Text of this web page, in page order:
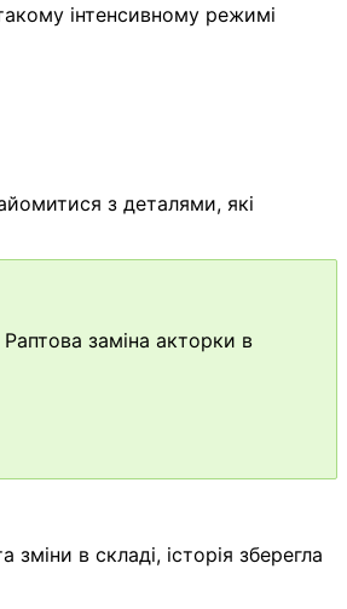
інтенсивному режимі
з деталями, які
заміна акторки в
в складі, історія зберегла